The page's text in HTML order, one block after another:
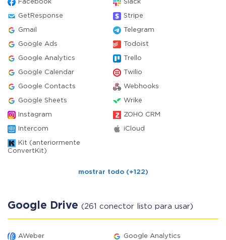
Facebook Slack
GetResponse Stripe
Gmail Telegram
Google Ads Todoist
Google Analytics Trello
Google Calendar Twilio
Google Contacts Webhooks
Google Sheets Wrike
Instagram ZOHO CRM
Intercom iCloud
Kit (anteriormente
ConvertKit)
mostrar todo (+122)
Google Drive (261 conector listo para usar)
AWeber Google Analytics